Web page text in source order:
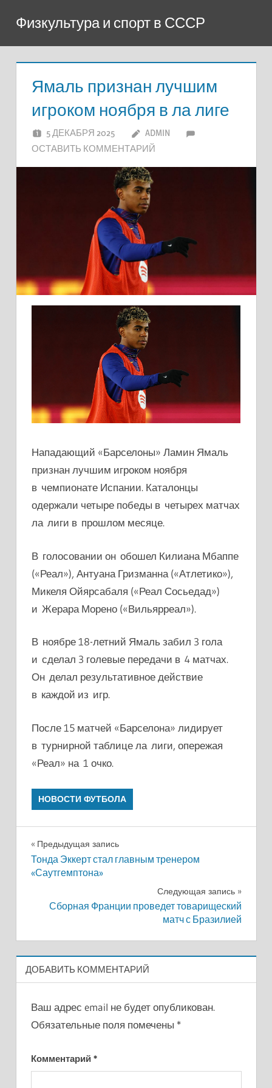
содержимому
Физкультура и спорт в СССР
Ямаль признан лучшим
игроком ноября в ла лиге
5 ДЕКАБРЯ 2025
ADMIN
ОСТАВИТЬ КОММЕНТАРИЙ
Нападающий «Барселоны» Ламин Ямаль
признан лучшим игроком ноября
в чемпионате Испании. Каталонцы
одержали четыре победы в четырех матчах
ла лиги в прошлом месяце.
В голосовании он обошел Килиана Мбаппе
(«Реал»), Антуана Гризманна («Атлетико»),
Микеля Ойярсабаля («Реал Сосьедад»)
и Жерара Морено («Вильярреал»).
В ноябре 18-летний Ямаль забил 3 гола
и сделал 3 голевые передачи в 4 матчах.
Он делал результативное действие
в каждой из игр.
После 15 матчей «Барселона» лидирует
в турнирной таблице ла лиги, опережая
«Реал» на 1 очко.
НОВОСТИ ФУТБОЛА
Навигация
по
Предыдущая запись
Тонда Эккерт стал главным тренером
«Саутгемптона»
Следующая запись
Сборная Франции проведет товарищеский
матч с Бразилией
ДОБАВИТЬ КОММЕНТАРИЙ
Ваш адрес email не будет опубликован.
Обязательные поля помечены *
Комментарий *